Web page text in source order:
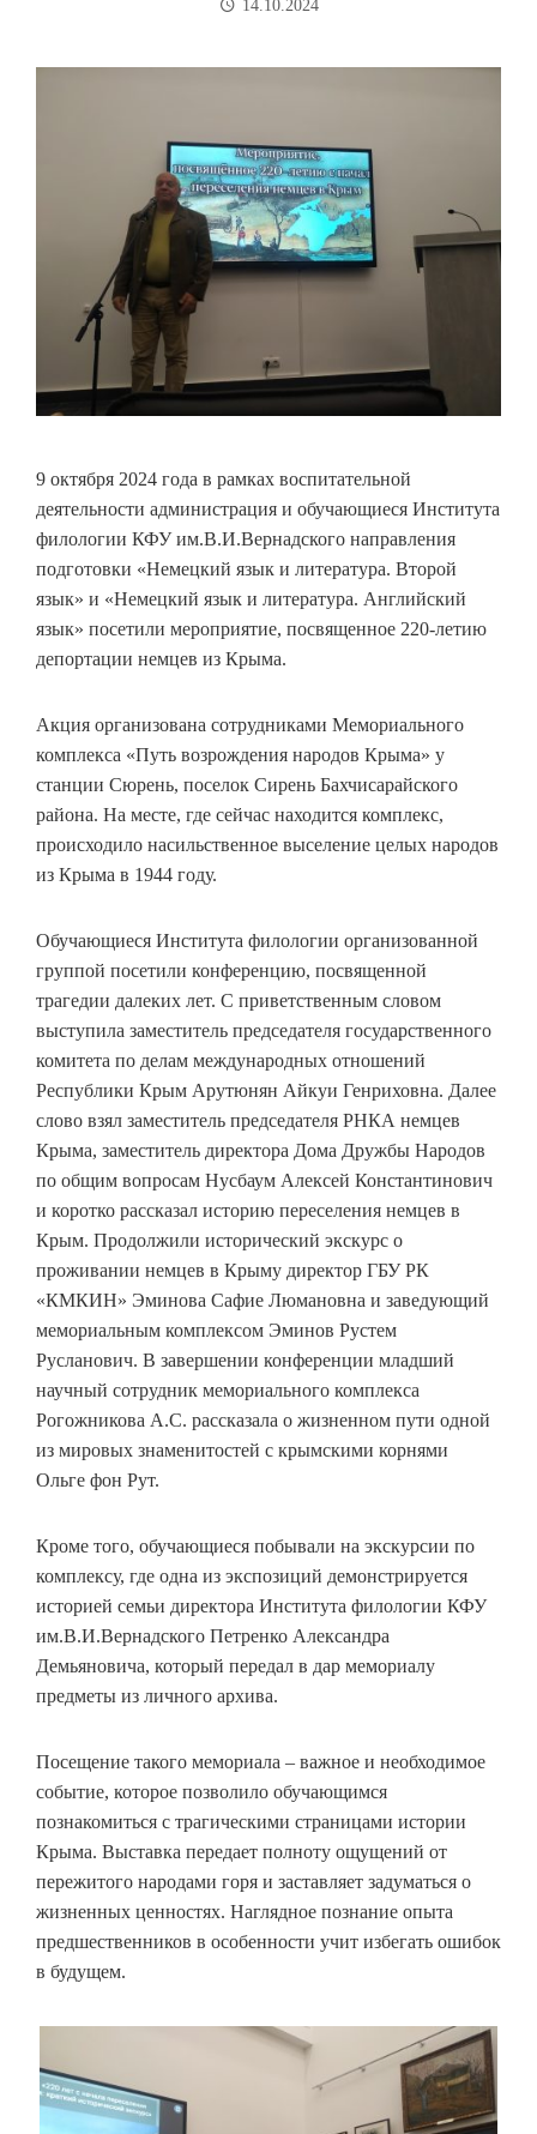
14.10.2024
9 октября 2024 года в рамках воспитательной
деятельности администрация и обучающиеся Института
филологии КФУ им.В.И.Вернадского направления
подготовки «Немецкий язык и литература. Второй
язык» и «Немецкий язык и литература. Английский
язык» посетили мероприятие, посвященное 220-летию
депортации немцев из Крыма.
Акция организована сотрудниками Мемориального
комплекса «Путь возрождения народов Крыма» у
станции Сюрень, поселок Сирень Бахчисарайского
района. На месте, где сейчас находится комплекс,
происходило насильственное выселение целых народов
из Крыма в 1944 году.
Обучающиеся Института филологии организованной
группой посетили конференцию, посвященной
трагедии далеких лет. С приветственным словом
выступила заместитель председателя государственного
комитета по делам международных отношений
Республики Крым Арутюнян Айкуи Генриховна. Далее
слово взял заместитель председателя РНКА немцев
Крыма, заместитель директора Дома Дружбы Народов
по общим вопросам Нусбаум Алексей Константинович
и коротко рассказал историю переселения немцев в
Крым. Продолжили исторический экскурс о
проживании немцев в Крыму директор ГБУ РК
«КМКИН» Эминова Сафие Люмановна и заведующий
мемориальным комплексом Эминов Рустем
Русланович. В завершении конференции младший
научный сотрудник мемориального комплекса
Рогожникова А.С. рассказала о жизненном пути одной
из мировых знаменитостей с крымскими корнями
Ольге фон Рут.
Кроме того, обучающиеся побывали на экскурсии по
комплексу, где одна из экспозиций демонстрируется
историей семьи директора Института филологии КФУ
им.В.И.Вернадского Петренко Александра
Демьяновича, который передал в дар мемориалу
предметы из личного архива.
Посещение такого мемориала – важное и необходимое
событие, которое позволило обучающимся
познакомиться с трагическими страницами истории
Крыма. Выставка передает полноту ощущений от
пережитого народами горя и заставляет задуматься о
жизненных ценностях. Наглядное познание опыта
предшественников в особенности учит избегать ошибок
в будущем.